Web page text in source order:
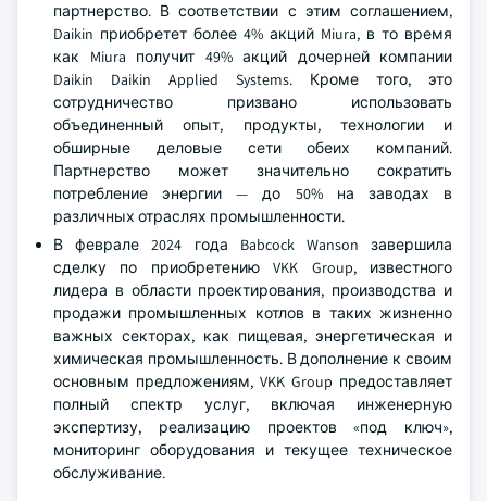
партнерство. В соответствии с этим соглашением,
Daikin приобретет более 4% акций Miura, в то время
как Miura получит 49% акций дочерней компании
Daikin Daikin Applied Systems. Кроме того, это
сотрудничество призвано использовать
объединенный опыт, продукты, технологии и
обширные деловые сети обеих компаний.
Партнерство может значительно сократить
потребление энергии — до 50% на заводах в
различных отраслях промышленности.
В феврале 2024 года Babcock Wanson завершила
сделку по приобретению VKK Group, известного
лидера в области проектирования, производства и
продажи промышленных котлов в таких жизненно
важных секторах, как пищевая, энергетическая и
химическая промышленность. В дополнение к своим
основным предложениям, VKK Group предоставляет
полный спектр услуг, включая инженерную
экспертизу, реализацию проектов «под ключ»,
мониторинг оборудования и текущее техническое
обслуживание.